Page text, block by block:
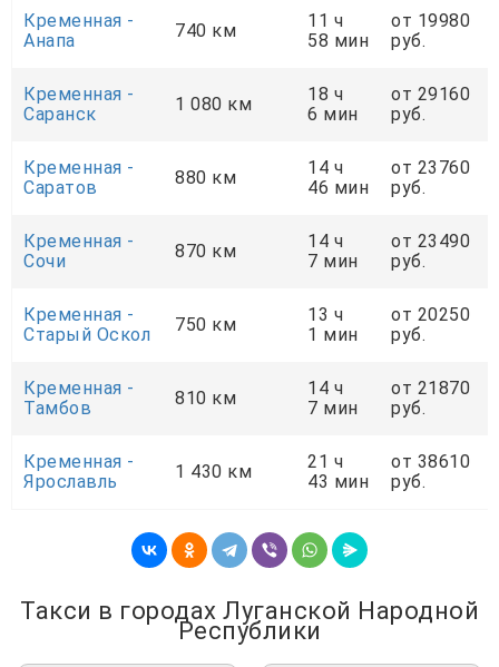
Кременная -
Анапа
740 км
11 ч
58 мин
от 19980
руб.
Кременная -
Саранск
1 080 км
18 ч
6 мин
от 29160
руб.
Кременная -
Саратов
880 км
14 ч
46 мин
от 23760
руб.
Кременная -
Сочи
870 км
14 ч
7 мин
от 23490
руб.
Кременная -
Старый Оскол
750 км
13 ч
1 мин
от 20250
руб.
Кременная -
Тамбов
810 км
14 ч
7 мин
от 21870
руб.
Кременная -
Ярославль
1 430 км
21 ч
43 мин
от 38610
руб.
Такси в городах Луганской Народной
Республики